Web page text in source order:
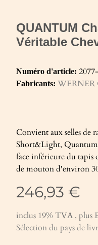
QUANTUM
Véritable
Numéro d'article:
Fabricants: WERNER
Convient aux selles de
Short&Light,
face inférieure du tapis
de mouton d'environ
246,93 €
inclus 19% TVA , plus
Sélection du pays de